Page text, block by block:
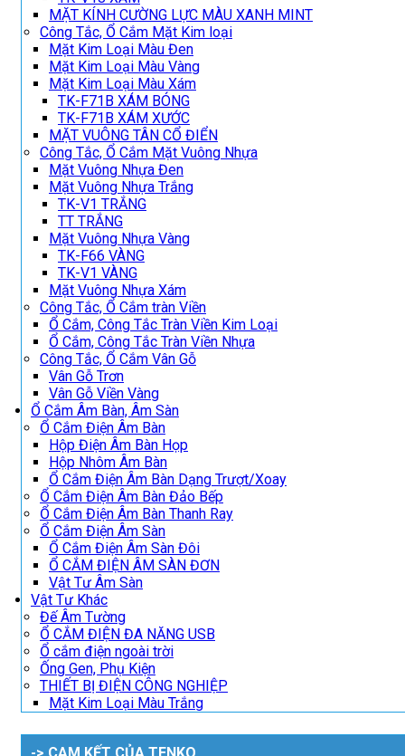
MẶT KÍNH CƯỜNG LỰC MÀU XANH MINT
Công Tắc, Ổ Cắm Mặt Kim loại
Mặt Kim Loại Màu Đen
Mặt Kim Loại Màu Vàng
Mặt Kim Loại Màu Xám
TK-F71B XÁM BÓNG
TK-F71B XÁM XƯỚC
MẶT VUÔNG TÂN CỔ ĐIỂN
Công Tắc, Ổ Cắm Mặt Vuông Nhựa
Mặt Vuông Nhựa Đen
Mặt Vuông Nhựa Trắng
TK-V1 TRẮNG
TT TRẮNG
Mặt Vuông Nhựa Vàng
TK-F66 VÀNG
TK-V1 VÀNG
Mặt Vuông Nhựa Xám
Công Tắc, Ổ Cắm tràn Viền
Ổ Cắm, Công Tắc Tràn Viền Kim Loại
Ổ Cắm, Công Tắc Tràn Viền Nhựa
Công Tắc, Ổ Cắm Vân Gỗ
Vân Gỗ Trơn
Vân Gỗ Viền Vàng
Ổ Cắm Âm Bàn, Âm Sàn
Ổ Cắm Điện Âm Bàn
Hộp Điện Âm Bàn Họp
Hộp Nhôm Âm Bàn
Ổ Cắm Điện Âm Bàn Dạng Trượt/Xoay
Ổ Cắm Điện Âm Bàn Đảo Bếp
Ổ Cắm Điện Âm Bàn Thanh Ray
Ổ Cắm Điện Âm Sàn
Ổ Cắm Điện Âm Sàn Đôi
Ổ CẮM ĐIỆN ÂM SÀN ĐƠN
Vật Tư Âm Sàn
Vật Tư Khác
Đế Âm Tường
Ổ CẮM ĐIỆN ĐA NĂNG USB
Ổ cắm điện ngoài trời
Ống Gen, Phụ Kiện
THIẾT BỊ ĐIỆN CÔNG NGHIỆP
Mặt Kim Loại Màu Trắng